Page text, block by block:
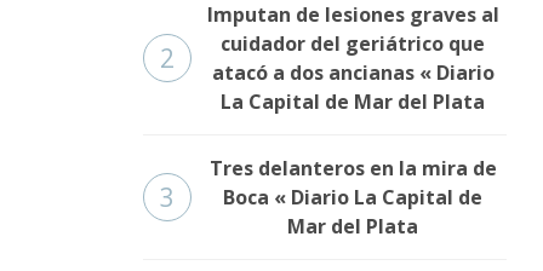
2
Imputan de lesiones graves al
cuidador del geriátrico que
atacó a dos ancianas « Diario
La Capital de Mar del Plata
3
Tres delanteros en la mira de
Boca « Diario La Capital de
Mar del Plata